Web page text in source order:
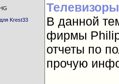
В данной
фирмы
отчеты по
прочую